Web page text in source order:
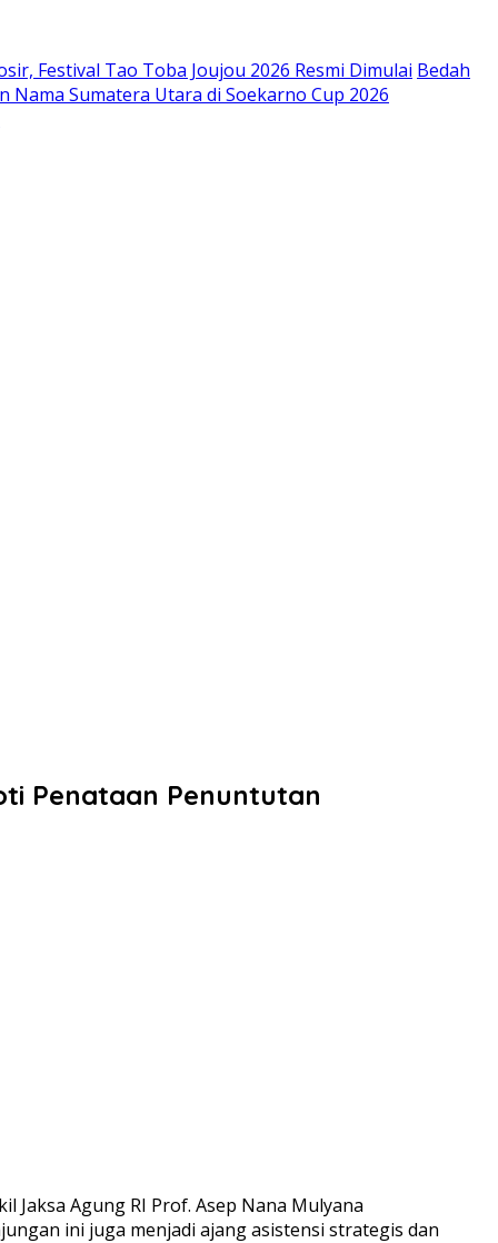
Festival Tao Toba Joujou 2026 Resmi Dimulai Bedah
Sumatera Utara di Soekarno Cup 2026
Penataan Penuntutan
Jaksa Agung RI Prof. Asep Nana Mulyana
ini juga menjadi ajang asistensi strategis dan